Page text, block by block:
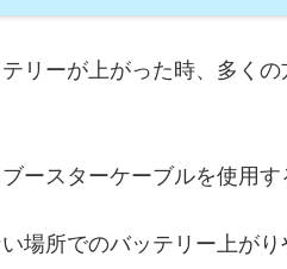
リーが上がった時、多く
ースターケーブルを使用
場所でのバッテリー上が